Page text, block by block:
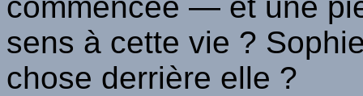
sens à cette vie ?
chose derrière elle ?